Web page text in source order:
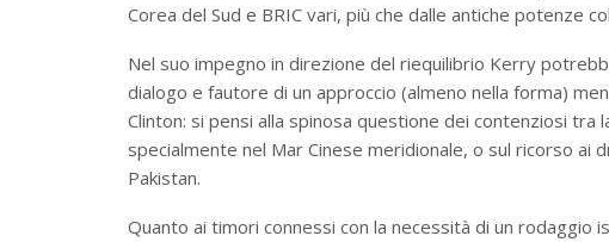
Corea del Sud e BRIC vari, più che dalle antiche potenze
Nel suo impegno in direzione del riequilibrio Kerry
dialogo e fautore di un approccio (almeno nella forma)
Clinton: si pensi alla spinosa questione dei contenziosi tra
specialmente nel Mar Cinese meridionale, o sul ricorso ai
Pakistan.
Quanto ai timori connessi con la necessità di un rodaggio